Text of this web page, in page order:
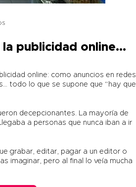
la publicidad online…
online: como anuncios en redes
todo lo que se supone que “hay que
decepcionantes. La mayoría de
a personas que nunca iban a ir
grabar, editar, pagar a un editor o
imaginar, pero al final lo veía mucha